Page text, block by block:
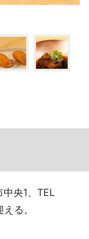
央1、TEL
る。